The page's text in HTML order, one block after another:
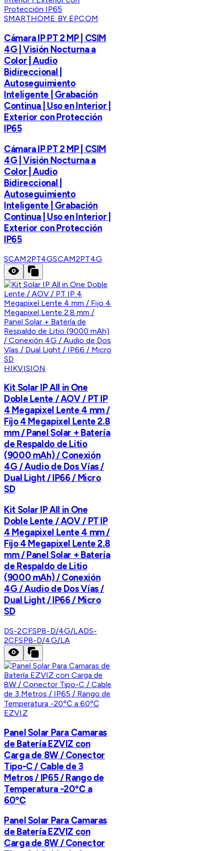
SMARTHOME BY EPCOM
Cámara IP PT 2 MP | CSIM
4G | Visión Nocturna a
Color | Audio
Bidireccional |
Autoseguimiento
Inteligente | Grabación
Continua | Uso en Interior |
Exterior con Protección
IP65
Cámara IP PT 2 MP | CSIM
4G | Visión Nocturna a
Color | Audio
Bidireccional |
Autoseguimiento
Inteligente | Grabación
Continua | Uso en Interior |
Exterior con Protección
IP65
SCAM2PT4GSCAM2PT4G
HIKVISION
Kit Solar IP All in One
Doble Lente / AOV / PT IP
4 Megapixel Lente 4 mm /
Fijo 4 Megapixel Lente 2.8
mm / Panel Solar + Batería
de Respaldo de Litio
(9000 mAh) / Conexión
4G / Audio de Dos Vías /
Dual Light / IP66 / Micro
SD
Kit Solar IP All in One
Doble Lente / AOV / PT IP
4 Megapixel Lente 4 mm /
Fijo 4 Megapixel Lente 2.8
mm / Panel Solar + Batería
de Respaldo de Litio
(9000 mAh) / Conexión
4G / Audio de Dos Vías /
Dual Light / IP66 / Micro
SD
DS-2CFSP8-D/4G/LADS-
2CFSP8-D/4G/LA
EZVIZ
Panel Solar Para Camaras
de Batería EZVIZ con
Carga de 8W / Conector
Tipo-C / Cable de 3
Metros / IP65 / Rango de
Temperatura -20℃ a
60℃
Panel Solar Para Camaras
de Batería EZVIZ con
Carga de 8W / Conector